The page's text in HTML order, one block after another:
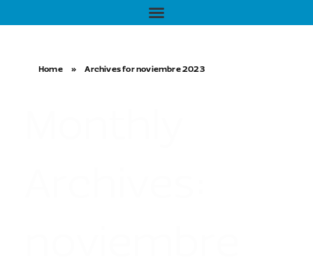
Home » Archives for noviembre 2023